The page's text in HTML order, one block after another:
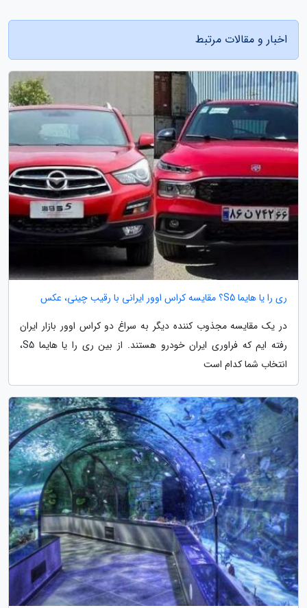
اخبار و مقالات مرتبط
ری را یا هایما S5؟ مقایسه کراس اوور ایرانی با رقیب چینی، عکس
در یک مقایسه مجذوب کننده دیگر به سراغ دو کراس اوور بازار ایران
رفته ایم که فراوری ایران خودرو هستند. از بین ری را یا هایما S5،
انتخاب شما کدام است